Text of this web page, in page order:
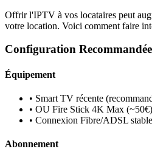
Offrir l'IPTV à vos locataires peut
votre location. Voici comment faire
Configuration Recommandée
Équipement
• Smart TV récente
• OU Fire Stick 4K Max (~50€)
• Connexion Fibre/ADSL stable
Abonnement